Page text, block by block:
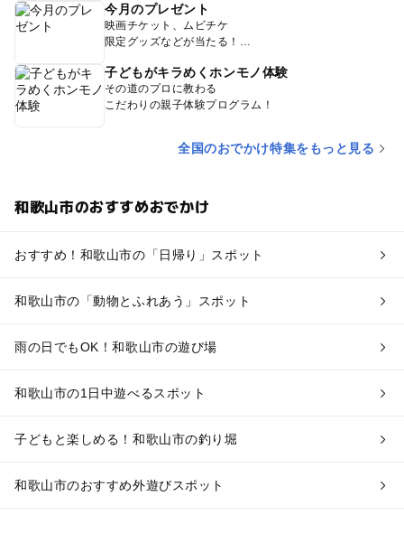
今月のプレゼント
映画チケット、ムビチケ
限定グッズなどが当たる！
子どもがキラめくホンモノ体験
その道のプロに教わる
こだわりの親子体験プログラム！
全国のおでかけ特集をもっと見る
和歌山市のおすすめおでかけ
おすすめ！和歌山市の「日帰り」スポット
和歌山市の「動物とふれあう」スポット
雨の日でもOK！和歌山市の遊び場
和歌山市の1日中遊べるスポット
子どもと楽しめる！和歌山市の釣り堀
和歌山市のおすすめ外遊びスポット